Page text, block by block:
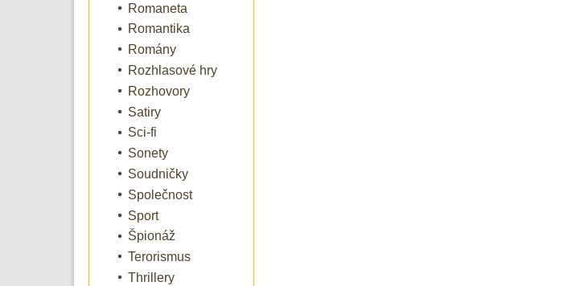
Romaneta
Romantika
Romány
Rozhlasové hry
Rozhovory
Satiry
Sci-fi
Sonety
Soudničky
Společnost
Sport
Špionáž
Terorismus
Thrillery